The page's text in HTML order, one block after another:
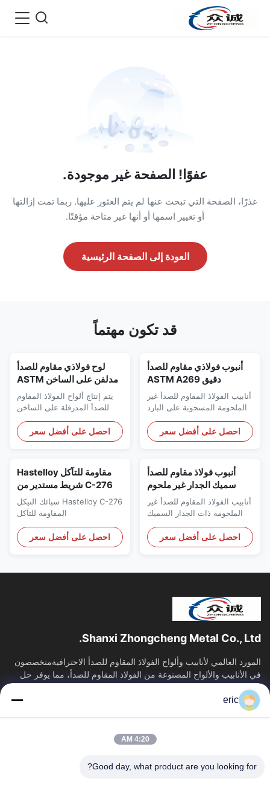
عفوًا! الصفحة غير موجودة.
عذرًا، الصفحة التي تبحث عنها لم يتم العثور عليها. ربما تمت إزالتها
أو تغيير اسمها أو أنها غير متاحة مؤقتًا.
العودة إلى الصفحة الرئيسية
قد تكون مهتماً
أنبوب فولاذي مقاوم للصدأ
دقيق ASTM A269
TP304L بقطر خارجي 3 مم
- 89 مم وسمك جدار 0.5 مم
للأجهزة
أنابيب الفولاذ المقاوم للصدأ غير
الملحومة المسحوبة على البارد
الدقة تتميز بتفاوتات أبعاد ضيقة
وسطح صلب لامع، مصممة
الهيدروليكية والهوائية.
احصل على أفضل سعر
لوح فولاذي مقاوم للصدأ
مدلفن على الساخن ASTM
A240 316L بسماكة 3.0 مم
- 100 مم تشطيب رقم 1
يتم إنتاج ألواح الفولاذ المقاوم
للصدأ المدرفلة على الساخن
لمعايير جودة أوعية الضغط مع
شهادات المواد الكاملة،
العالية الحرارة والتآكل في
معدات المعالجة الصناعية.
احصل على أفضل سعر
أنبوب فولاذ مقاوم للصدأ
سميك الجدار غير ملحوم
UNS N08904 904L SCH
80S 160S ASTM A312
33.4-219.1 مم
أنابيب الفولاذ المقاوم للصدأ غير
الملحومة ذات الجدار السميك
80S وSCH 160S لكل ASTM
A312. مصممة للمعالجة
احصل على أفضل سعر
مقاومة للتآكل Hastelloy
C-276 شريط مستدير من
سبائك النيكل والكروم
والموليبدينوم
Hastelloy C-276 سبائك النيكل
المقاومة للتآكل
احصل على أفضل سعر
Shanxi Zhongcheng Metal Co., Ltd.
المورد العالمي لأنابيب وألواح الفولاذ المقاوم للصدأ الاحترافيةمتخصصون
في الأنابيب والألواح المصنوعة من الفولاذ المقاوم للصدأ، مما يوفر حل
توريد...
روابط سريعة
جولة في المعمل
ضبط الجودة
اتصل بنا
eric
4:20 AM
Good day, what product are you looking for?